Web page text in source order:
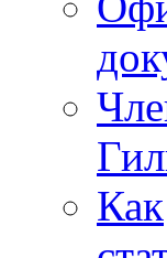
Как